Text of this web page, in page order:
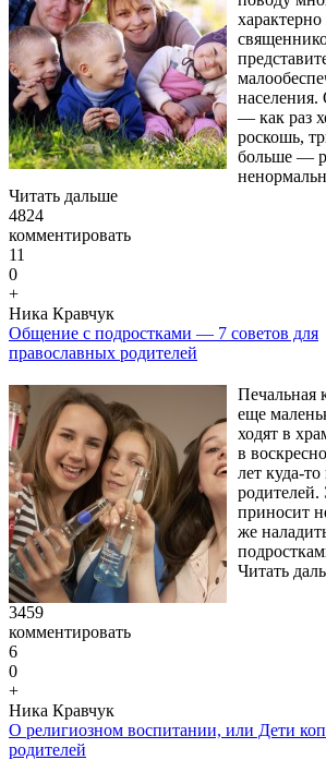
населения.
— как раз
роскошь,
больше —
Читать дальше
4824
комментировать
11
0
+
Ника Кравчук
Общение с подростками — 7 советов для
православных родителей
Печальная
еще
ходят в
в
лет куда-
родителей.
приносит
же
Читать
3459
комментировать
6
0
+
Ника Кравчук
О религиозном воспитании, или Дети
родителей